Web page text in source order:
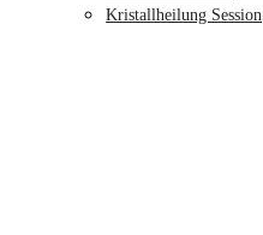
Kristallheilung Session